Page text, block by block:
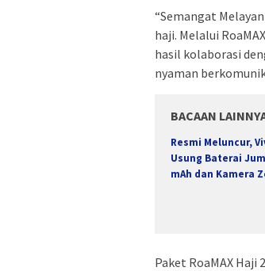
“Semangat
haji. Melalui
hasil kolaborasi
nyaman
BACAAN
Resmi Meluncur,
Usung Baterai
mAh dan Kamera
Paket RoaMAX